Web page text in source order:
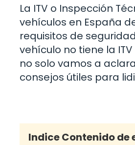
La ITV o Inspección
vehículos en España
requisitos de
vehículo no tiene la
no solo vamos a
consejos útiles para
Indice Contenido de